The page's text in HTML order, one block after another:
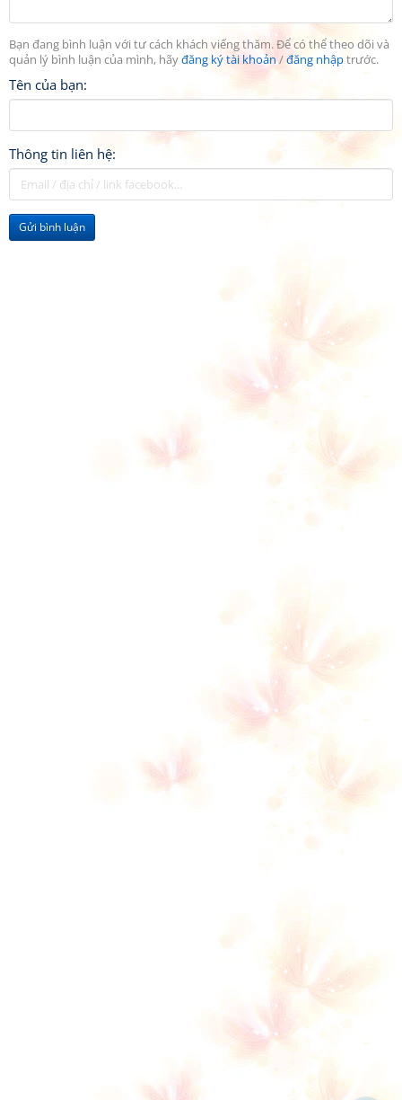
Bạn đang bình luận với tư cách khách viếng thăm. Để có thể theo dõi và
quản lý bình luận của mình, hãyđăng ký tài khoản/đăng nhậptrước.
Tên của bạn:
Thông tin liên hệ:
Gửi bình luận